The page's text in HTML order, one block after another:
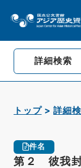
詳細検索
トップ 詳細
件名
第２ 彼我